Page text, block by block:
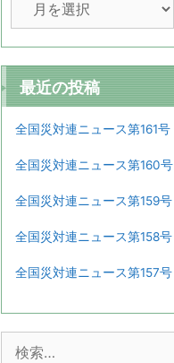
カ
イ
ブ
最近の投稿
全国災対連ニュース第161号
全国災対連ニュース第160号
全国災対連ニュース第159号
全国災対連ニュース第158号
全国災対連ニュース第157号